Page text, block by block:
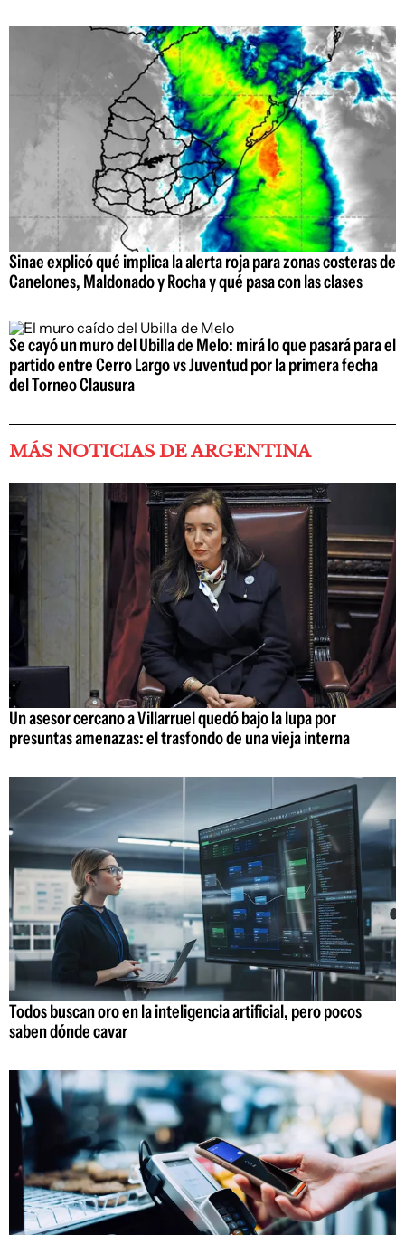
Sinae explicó qué implica la alerta roja para zonas costeras de
Canelones, Maldonado y Rocha y qué pasa con las clases
Se cayó un muro del Ubilla de Melo: mirá lo que pasará para el
partido entre Cerro Largo vs Juventud por la primera fecha
del Torneo Clausura
MÁS NOTICIAS DE ARGENTINA
Un asesor cercano a Villarruel quedó bajo la lupa por
presuntas amenazas: el trasfondo de una vieja interna
Todos buscan oro en la inteligencia artificial, pero pocos
saben dónde cavar